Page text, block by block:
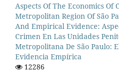
Aspects Of The Economics Of
Metropolitan Region Of São
And Empirical Evidence:
Crimen En Las Unidades
Metropolitana De São Paulo:
Evidencia Empírica
12286